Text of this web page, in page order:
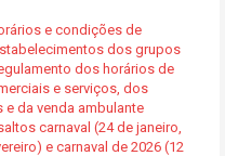
e condições de
dos grupos
dos horários de
e serviços, dos
da venda ambulante
carnaval (24 de janeiro,
e carnaval de 2026 (12